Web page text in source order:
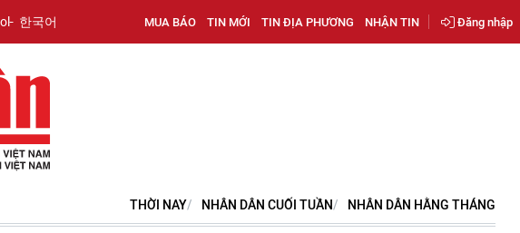
한국어 MUA BÁO TIN MỚI TIN ĐỊA PHƯƠNG NHẬN TIN Đăng nhập
THỜI NAY NHÂN DÂN CUỐI TUẦN NHÂN DÂN HẰNG THÁNG